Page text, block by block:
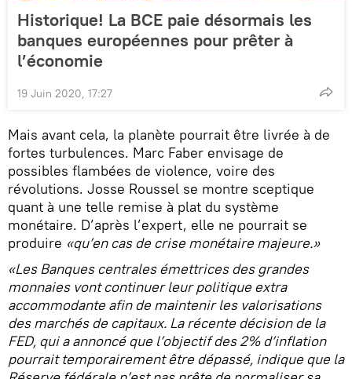
Historique! La BCE paie désormais les
banques européennes pour prêter à
l’économie
19 Juin 2020, 17:27
Mais avant cela, la planète pourrait être livrée à de
fortes turbulences. Marc Faber envisage de
possibles flambées de violence, voire des
révolutions. Josse Roussel se montre sceptique
quant à une telle remise à plat du système
monétaire. D’après l’expert, elle ne pourrait se
produire «qu’en cas de crise monétaire majeure.»
«Les Banques centrales émettrices des grandes
monnaies vont continuer leur politique extra
accommodante afin de maintenir les valorisations
des marchés de capitaux. La récente décision de la
FED, qui a annoncé que l’objectif des 2% d’inflation
pourrait temporairement être dépassé, indique que la